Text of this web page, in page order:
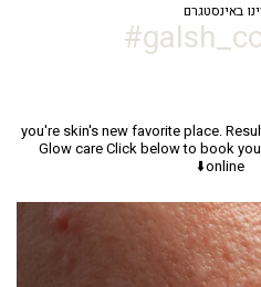
באינסטגרם
you're skin's new favorite place.
Glow careClick below to book
online⬇️